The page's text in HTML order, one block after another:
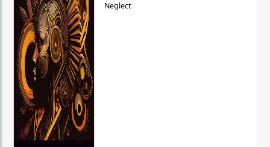
Neglect